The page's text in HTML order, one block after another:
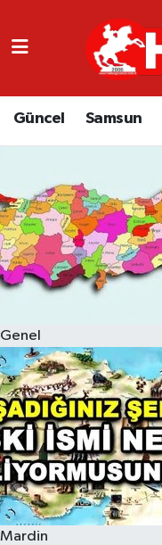
Güncel Samsun
Genel
Mardin
GÜNCEL
SAMSUN
EKONOMİ
YAŞAM